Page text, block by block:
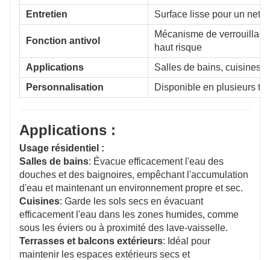
Entretien
Surface lisse pour un
Fonction antivol
Mécanisme de
haut risque
Applications
Salles de bains, cuisines,
Personnalisation
Disponible en plusieurs
Applications :
Usage résidentiel :
Salles de bains: Évacue efficacement l'eau des
douches et des baignoires, empêchant l'accumulation
d'eau et maintenant un environnement propre et sec.
Cuisines: Garde les sols secs en évacuant
efficacement l'eau dans les zones humides, comme
sous les éviers ou à proximité des lave-vaisselle.
Terrasses et balcons extérieurs: Idéal pour
maintenir les espaces extérieurs secs et